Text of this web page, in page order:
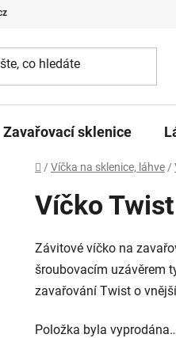
Zavařovací sklenice
Domů
/ Víčka na sklenice, láhve /
Víčko
Závitové víčko na
šroubovacím uzávěrem
zavařování Twist o
Položka byla